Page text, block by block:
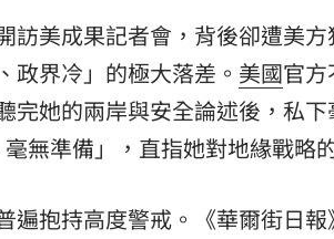
訪美成果記者會，背後卻遭美
政界冷」的極大落差。 美國官
完她的兩岸與安全論述後，私
無準備」，直指她對地緣戰略
遍抱持高度警戒。《華爾街日